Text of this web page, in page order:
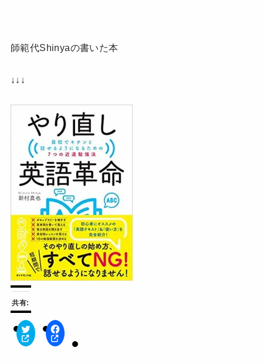
師範代Shinyaの書いた本
↓↓↓
共有:
ク
リ
F
a